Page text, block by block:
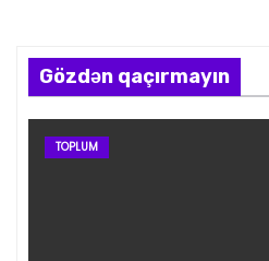
Gözdən qaçırmayın
TOPLUM